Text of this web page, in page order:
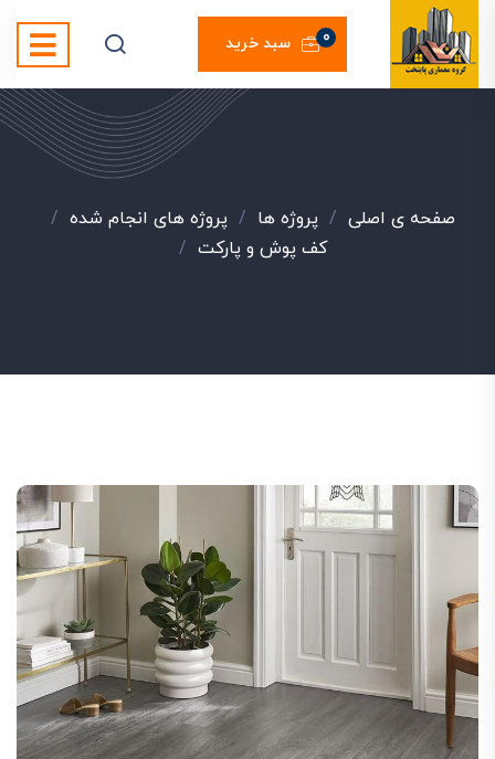
سبد خرید 0
صفحه ی اصلی / پروژه ها / پروژه های انجام شده /
کف پوش و پارکت /